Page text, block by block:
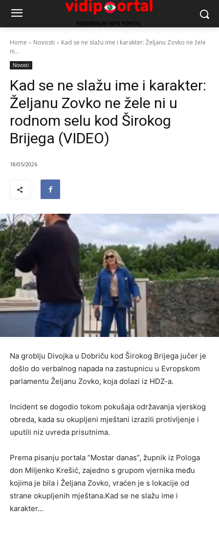
Home Novosti
Kad se ne slažu ime i karakter: Željanu Zovko ne žele
ni...
Novosti
Kad se ne slažu ime i karakter:
Željanu Zovko ne žele ni u
rodnom selu kod Širokog
Brijega (VIDEO)
18/05/2026
Na groblju Divojka u Dobriču kod Širokog Brijega jučer je
došlo do verbalnog napada na zastupnicu u Evropskom
parlamentu Željanu Zovko, koja dolazi iz HDZ-a.
Incident se dogodio tokom pokušaja održavanja vjerskog
obreda, kada su okupljeni mještani izrazili protivljenje i
uputili niz uvreda prisutnima.
Prema pisanju portala “Mostar danas”, župnik iz Pologa
don Miljenko Krešić, zajedno s grupom vjernika među
kojima je bila i Željana Zovko, vraćen je s lokacije od
strane okupljenih mještana.Kad se ne slažu ime i
karakter…